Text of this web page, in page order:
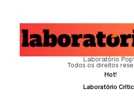
Laboratório
Todos os direitos
Hot!
Laboratório